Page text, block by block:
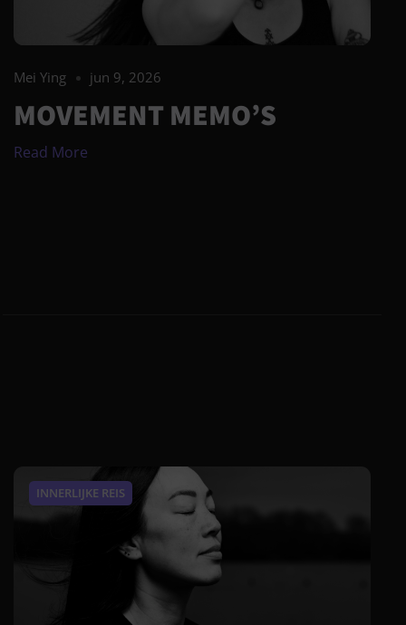
Mei Ying jun 9, 2026
MOVEMENT MEMO’S
Read More
INNERLIJKE REIS